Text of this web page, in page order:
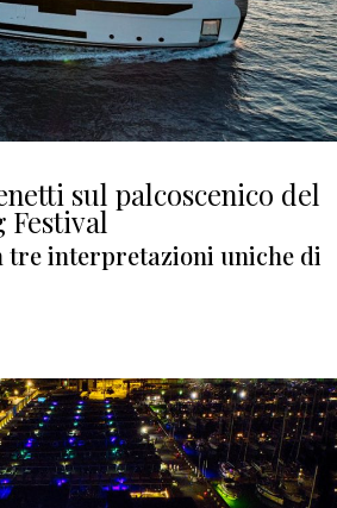
sul palcoscenico del
Festival
tre interpretazioni uniche di